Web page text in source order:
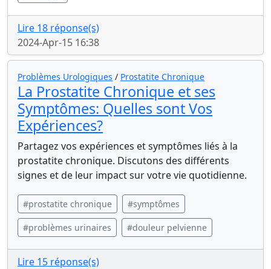
Lire 18 réponse(s)
2024-Apr-15 16:38
Problèmes Urologiques / Prostatite Chronique
La Prostatite Chronique et ses
Symptômes: Quelles sont Vos
Expériences?
Partagez vos expériences et symptômes liés à la
prostatite chronique. Discutons des différents
signes et de leur impact sur votre vie quotidienne.
#prostatite chronique #symptômes
#problèmes urinaires #douleur pelvienne
Lire 15 réponse(s)